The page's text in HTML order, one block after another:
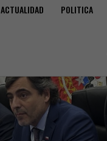
ACTUALIDAD POLITICA